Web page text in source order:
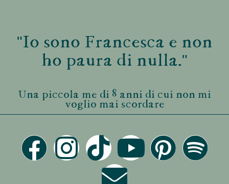
"Io sono Francesca e non
ho paura di nulla."
Una piccola me di 8 anni di cui non mi
voglio mai scordare